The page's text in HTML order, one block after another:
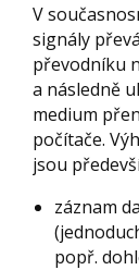
V
signály
převodníku
a následně
medium
počítače.
jsou
záznam
popř.